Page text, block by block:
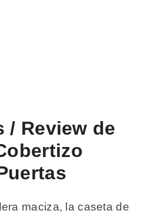
/ Review de
maciza, la caseta de